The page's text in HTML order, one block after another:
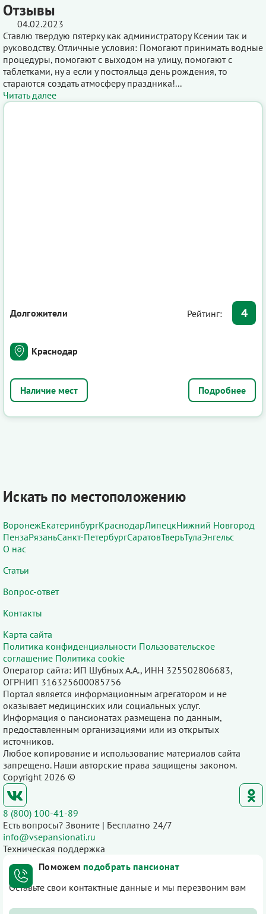
Отзывы
04.02.2023
Ставлю твердую пятерку как администратору Ксении так и
руководству. Отличные условия: Помогают принимать водные
процедуры, помогают с выходом на улицу, помогают с
таблетками, ну а если у постояльца день рождения, то
стараются создать атмосферу праздника!...
Читать далее
Долгожители Рейтинг: 4
Краснодар
Подробнее
Искать по местоположению
ВоронежЕкатеринбургКраснодарЛипецкНижний Новгород
ПензаРязаньСанкт-ПетербургСаратовТверьТулаЭнгельс
О нас
Статьи
Вопрос-ответ
Контакты
Карта сайта
Политика конфиденциальности Пользовательское
соглашение Политика cookie
Оператор сайта: ИП Шубных А.А., ИНН 325502806683,
ОГРНИП 316325600085756
Портал является информационным агрегатором и не
оказывает медицинских или социальных услуг.
Информация о пансионатах размещена по данным,
предоставленным организациями или из открытых
источников.
Любое копирование и использование материалов сайта
запрещено. Наши авторские права защищены законом.
Copyright 2026 ©
8 (800) 100-41-89
Есть вопросы? Звоните | Бесплатно 24/7
info@vsepansionati.ru
Техническая поддержка
Поможем подобрать пансионат
Оставьте свои контактные данные и мы перезвоним вам